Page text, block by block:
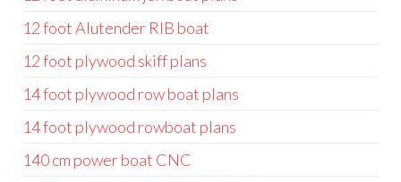
12 foot Alutender RIB boat
12 foot plywood skiff plans
14 foot plywood row boat plans
14 foot plywood rowboat plans
140 cm power boat CNC